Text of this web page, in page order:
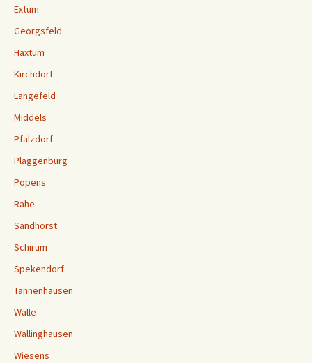
Extum
Georgsfeld
Haxtum
Kirchdorf
Langefeld
Middels
Pfalzdorf
Plaggenburg
Popens
Rahe
Sandhorst
Schirum
Spekendorf
Tannenhausen
Walle
Wallinghausen
Wiesens